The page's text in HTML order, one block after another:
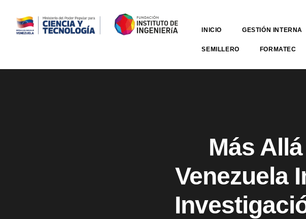
INICIO GESTIÓN INTERNA
SEMILLERO FORMATEC
Más
Venezuela